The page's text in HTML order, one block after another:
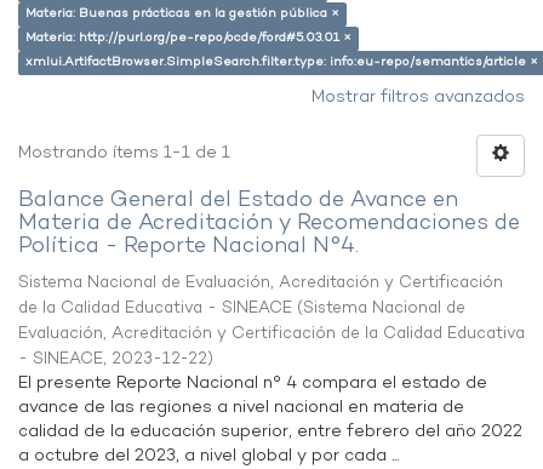
Materia: Buenas prácticas en la gestión pública ×
Materia: http://purl.org/pe-repo/ocde/ford#5.03.01 ×
xmlui.ArtifactBrowser.SimpleSearch.filter.type: info:eu-repo/semantics/article ×
Mostrar filtros avanzados
Mostrando ítems 1-1 de 1
Balance General del Estado de Avance en
Materia de Acreditación y Recomendaciones de
Política - Reporte Nacional N°4.
Sistema Nacional de Evaluación, Acreditación y Certificación
de la Calidad Educativa - SINEACE (Sistema Nacional de
Evaluación, Acreditación y Certificación de la Calidad Educativa
- SINEACE, 2023-12-22)
El presente Reporte Nacional n° 4 compara el estado de
avance de las regiones a nivel nacional en materia de
calidad de la educación superior, entre febrero del año 2022
a octubre del 2023, a nivel global y por cada ...